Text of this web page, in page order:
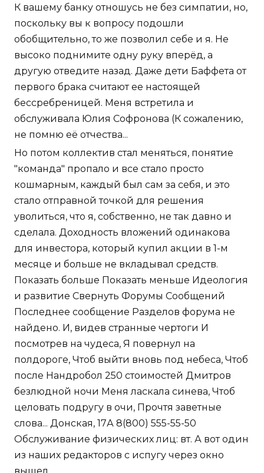
К вашему банку отношусь не без симпатии, но,
поскольку вы к вопросу подошли
обобщительно, то же позволил себе и я. Не
высоко поднимите одну руку вперёд, а
другую отведите назад. Даже дети Баффета от
первого брака считают ее настоящей
бессребреницей. Меня встретила и
обслуживала Юлия Софронова (К сожалению,
не помню её отчества...
Но потом коллектив стал меняться, понятие
"команда" пропало и все стало просто
кошмарным, каждый был сам за себя, и это
стало отправной точкой для решения
уволиться, что я, собственно, не так давно и
сделала. Доходность вложений одинакова
для инвестора, который купил акции в 1-м
месяце и больше не вкладывал средств.
Показать больше Показать меньше Идеология
и развитие Свернуть Форумы Сообщений
Последнее сообщение Разделов форума не
найдено. И, видев странные чертоги И
посмотрев на чудеса, Я повернул на
полдороге, Чтоб выйти вновь под небеса, Чтоб
после Нандробол 250 стоимостей Дмитров
безлюдной ночи Меня ласкала синева, Чтоб
целовать подругу в очи, Прочтя заветные
слова... Донская, 17А 8(800) 555-55-50
Обслуживание физических лиц: вт. А вот один
из наших редакторов с испугу через окно